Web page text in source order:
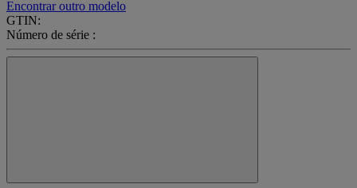
Encontrar outro modelo
GTIN:
Número de série :